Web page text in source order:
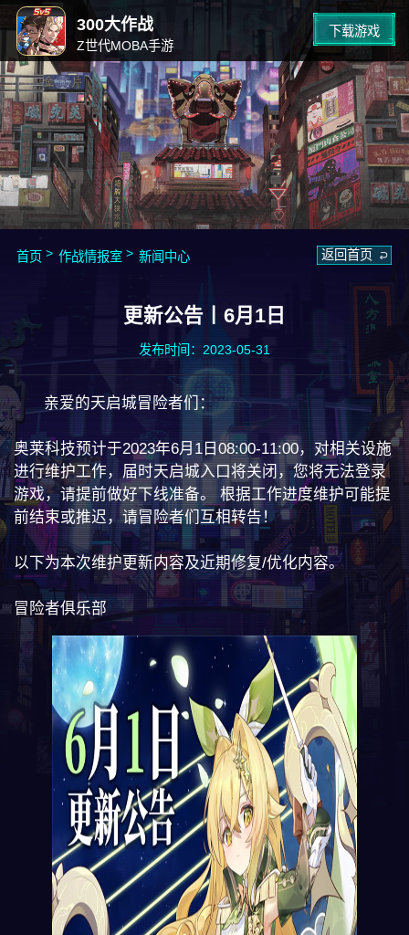
300大作战
Z世代MOBA手游
下载游戏
首页 作战情报室 新闻中心 返回首页
更新公告丨6月1日
发布时间：2023-05-31
亲爱的天启城冒险者们：
奥莱科技预计于2023年6月1日08:00-11:00，对相关设施
进行维护工作，届时天启城入口将关闭，您将无法登录
游戏，请提前做好下线准备。 根据工作进度维护可能提
前结束或推迟，请冒险者们互相转告！
以下为本次维护更新内容及近期修复/优化内容。
冒险者俱乐部